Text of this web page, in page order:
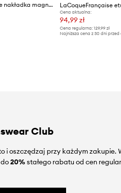
LaCoqueFrançaise nakładka magnetyczna na etui Iphone 17
Cena aktualna:
94,99 zł
Cena regularna:129,99 zł
Najniższa cena z 30 dni przed
Club
i oszczędzaj przy każdym zakupie.
20%stałego rabatu od cen